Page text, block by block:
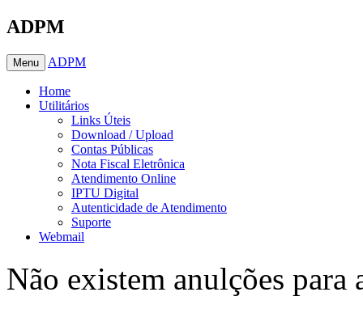
ADPM
Menu ADPM
Home
Utilitários
Links Úteis
Download / Upload
Contas Públicas
Nota Fiscal Eletrônica
Atendimento Online
IPTU Digital
Autenticidade de Atendimento
Suporte
Webmail
Não existem anulções para